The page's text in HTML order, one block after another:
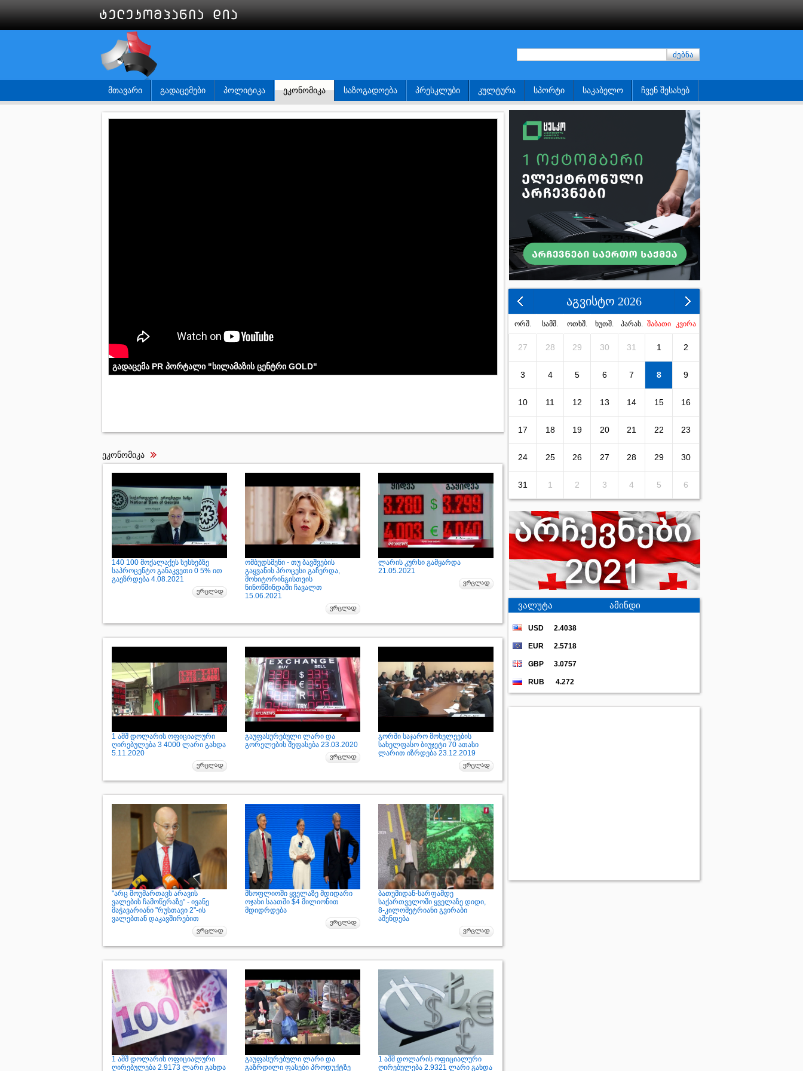
ძებნა
ᲛᲗᲐᲕᲐᲠᲘ ᲒᲐᲓᲐᲪᲔᲛᲔᲑᲘ ᲞᲝᲚᲘᲢᲘᲙᲐ ᲔᲙᲝᲜᲝᲛᲘᲙᲐ ᲡᲐᲖᲝᲒᲐᲓᲝᲔᲑᲐ ᲞᲠᲔᲡᲙᲚᲣᲑᲘ ᲙᲣᲚᲢᲣᲠᲐ ᲡᲞᲝᲠᲢᲘ ᲡᲐᲙᲐᲑᲔᲚᲝ ᲩᲕᲔᲜ ᲨᲔᲡᲐᲮᲔᲑ
გადაცემა PR პორტალი "სილამაზის ცენტრი GOLD"
ეკონომიკა
140 100 მოქალაქეს სესხებზე
საპროცენტო განაკვეთი 0 5% ით
გაეზრდება 4.08.2021
ომბუდსმენი - თუ ბავშვების
გაყვანის პროცესი გაჩერდა,
მონიტორინგისთვის
ნინოწმინდაში ჩავალთ
15.06.2021
ლარის კურსი გამყარდა
21.05.2021
1 აშშ დოლარის ოფიციალური
ღირებულება 3 4000 ლარი გახდა
5.11.2020
გაუფასურებული ლარი და
გორელების შეფასება 23.03.2020
გორში საჯარო მოხელეების
სახელფასო ბიუჯეტი 70 ათასი
ლარით იზრდება 23.12.2019
"არც მოუმართავს არავის
ვალების ჩამოწერაზე" - ივანე
მაჭავარიანი "რუსთავი 2"-ის
ვალებთან დაკავშირებით
მსოფლიოში ყველაზე მდიდარი
ოჯახი საათში $4 მილიონით
მდიდრდება
ბათუმიდან-სარფამდე
საქართველოში ყველაზე დიდი,
8-კილომეტრიანი გვირაბი
აშენდება
1 აშშ დოლარის ოფიციალური
ღირებულება 2.9173 ლარი გახდა
გაუფასურებული ლარი და
გაზრდილი ფასები პროდუქტზე
1 აშშ დოლარის ოფიციალური
ღირებულება 2.9321 ლარი გახდა
აგვისტო 2026
ორშ. სამშ. ოთხშ. ხუთშ. პარას. შაბათი კვირა
27 28 29 30 31 1 2
3 4 5 6 7 8 9
10 11 12 13 14 15 16
17 18 19 20 21 22 23
24 25 26 27 28 29 30
31 1 2 3 4 5 6
ვალუტა ამინდი
USD 2.4038
EUR 2.5718
GBP 3.0757
RUB 4.272